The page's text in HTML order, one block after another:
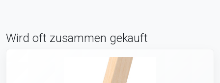
Wird oft zusammen gekauft